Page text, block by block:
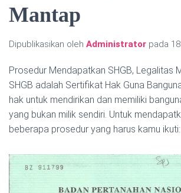
Mantap
Dipublikasikan oleh Administrator pada
Prosedur Mendapatkan SHGB, Legalitas
SHGB adalah Sertifikat Hak Guna
hak untuk mendirikan dan memiliki
yang bukan milik sendiri. Untuk
beberapa prosedur yang harus kamu ikuti: